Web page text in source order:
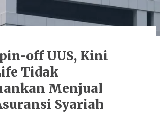
off UUS, Kini
Tidak
Menjual
Syariah